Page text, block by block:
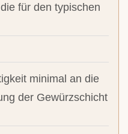
für den typischen
minimal an die
der Gewürzschicht